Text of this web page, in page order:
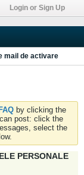
Login or Sign Up
mail de activare
FAQ by clicking the
post: click the
select the
PERSONALE